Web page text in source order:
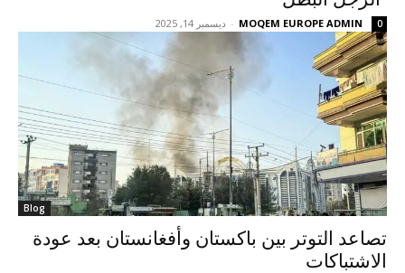
MOQEM EUROPE ADMIN
- ديسمبر 14, 2025 0
Blog
تصاعد التوتر بين باكستان وأفغانستان بعد عودة
الاشتباكات